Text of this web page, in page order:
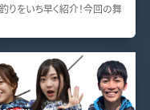
りをいち早く紹介！今回の舞